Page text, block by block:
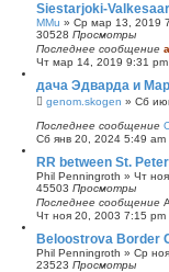
н
ы
й
п
о
с
к
Siestarjoki-
MMu » Ср мар 13, 2019
30528 Просмотры
Последнее сообщение
Чт мар 14, 2019 9:31 pm
дача Эдварда и
genom.skogen » Сб
Последнее сообщение
Сб янв 20, 2024 5:49 am
RR between St.
Phil Penningroth » Чт
45503 Просмотры
Последнее сообщение
Чт ноя 20, 2003 7:15 pm
Beloostrova Border
Phil Penningroth » Ср
23523 Просмотры